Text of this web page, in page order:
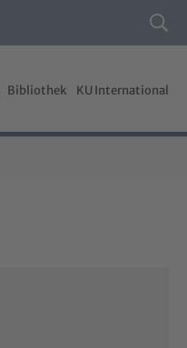
Bibliothek KU International